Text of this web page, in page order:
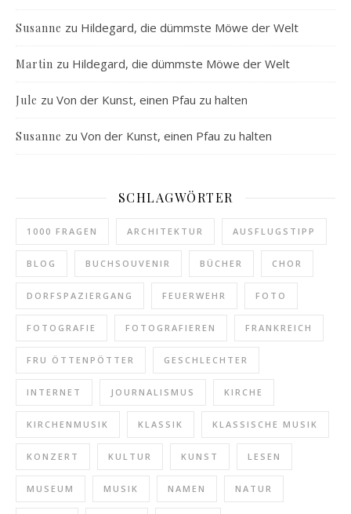
Susanne zu Hildegard, die dümmste Möwe der Welt
Martin zu Hildegard, die dümmste Möwe der Welt
Jule zu Von der Kunst, einen Pfau zu halten
Susanne zu Von der Kunst, einen Pfau zu halten
SCHLAGWÖRTER
1000 FRAGEN ARCHITEKTUR AUSFLUGSTIPP
BLOG BUCHSOUVENIR BÜCHER CHOR
DORFSPAZIERGANG FEUERWEHR FOTO
FOTOGRAFIE FOTOGRAFIEREN FRANKREICH
FRU ÖTTENPÖTTER GESCHLECHTER
INTERNET JOURNALISMUS KIRCHE
KIRCHENMUSIK KLASSIK KLASSISCHE MUSIK
KONZERT KULTUR KUNST LESEN
MUSEUM MUSIK NAMEN NATUR